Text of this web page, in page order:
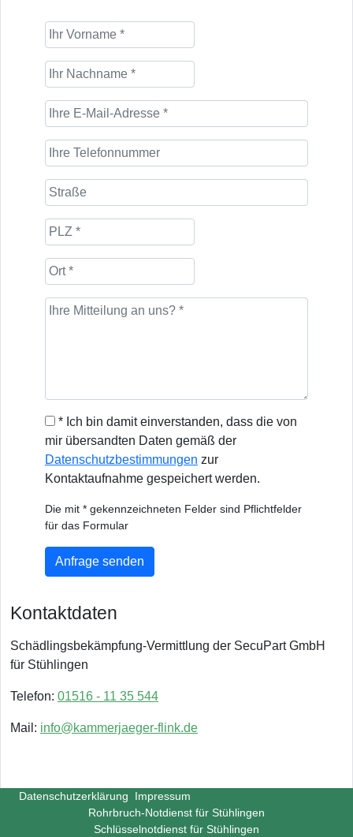
* Ich bin damit einverstanden, dass die von
mir übersandten Daten gemäß der
Datenschutzbestimmungen zur
Kontaktaufnahme gespeichert werden.
Die mit * gekennzeichneten Felder sind Pflichtfelder
für das Formular
Anfrage senden
Kontaktdaten
Schädlingsbekämpfung-Vermittlung der SecuPart GmbH
für Stühlingen
Telefon: 01516 - 11 35 544
Mail: info@kammerjaeger-flink.de
Datenschutzerklärung
Impressum
Rohrbruch-Notdienst für Stühlingen
Schlüsselnotdienst für Stühlingen